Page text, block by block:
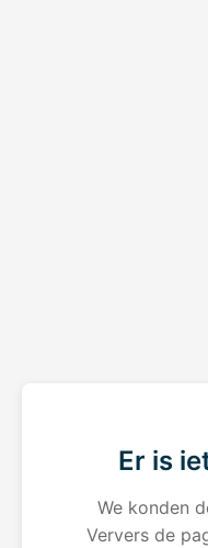
Er is
We konden
Ververs de